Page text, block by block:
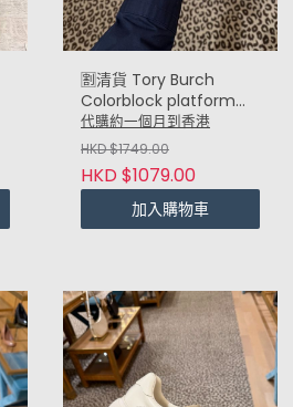
🈹️清貨 Tory Burch
Colorblock platform
sneakers 4cm 厚底波鞋
(紅白 Red White)
代購約一個月到香港
HKD $1749.00
HKD $1079.00
加入購物車